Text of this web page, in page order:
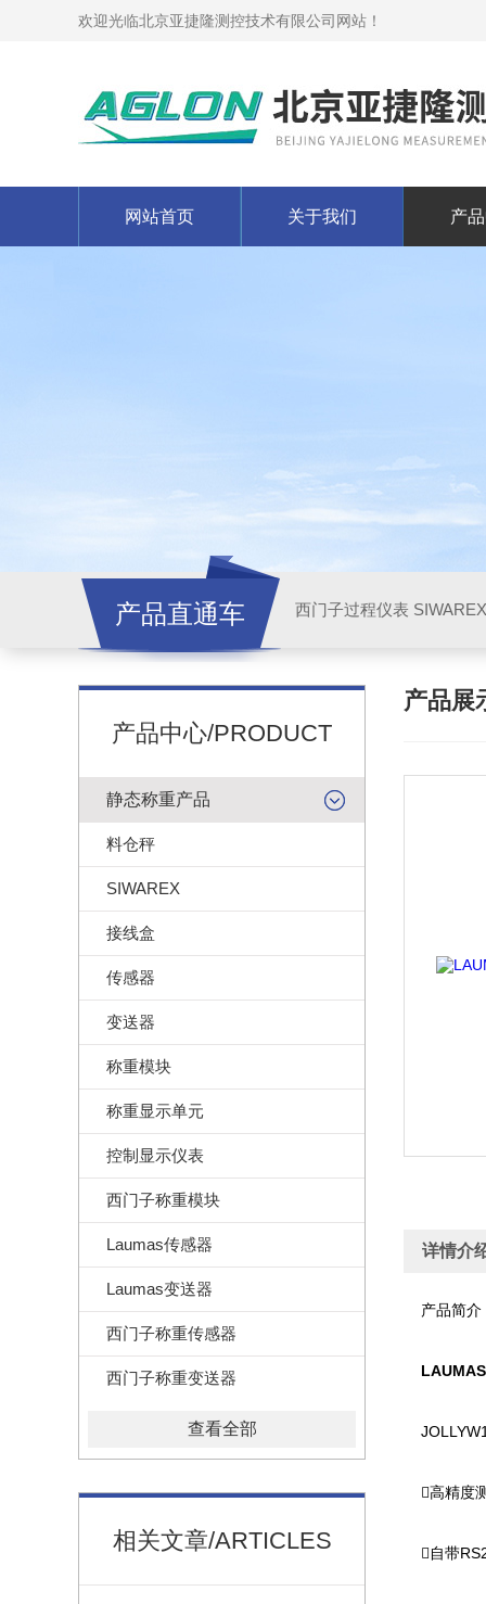
欢迎光临北京亚捷隆测控技术有限公司网站！
网站首页 关于我们 产
产品直通车 西门子过程仪表
产品中心/PRODUCT
静态称重产品
料仓秤
SIWAREX
接线盒
传感器
变送器
称重模块
称重显示单元
控制显示仪表
西门子称重模块
Laumas传感器
Laumas变送器
西门子称重传感器
西门子称重变送器
查看全部
相关文章/ARTICLES
产品展
详情介
产品简介
􀀹高精度
􀀹自带